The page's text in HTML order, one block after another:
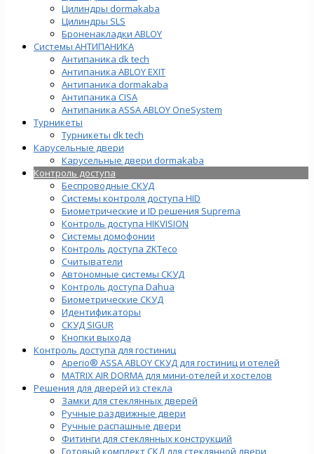
Цилиндры dormakaba
Цилиндры SLS
Броненакладки ABLOY
Системы АНТИПАНИКА
Антипаника dk tech
Антипаника ABLOY EXIT
Антипаника dormakaba
Антипаника СISA
Антипаника ASSA ABLOY OneSystem
Турникеты
Турникеты dk tech
Карусельные двери
Карусельные двери dormakaba
Контроль доступа
Беспроводные СКУД
Системы контроля доступа HID
Биометрические и ID решения Suprema
Контроль доступа HIKVISION
Системы домофонии
Контроль доступа ZKTeco
Считыватели
Автономные системы СКУД
Контроль доступа Dahua
Биометрические СКУД
Идентификаторы
СКУД SIGUR
Кнопки выхода
Контроль доступа для гостиниц
Aperio® ASSA ABLOY СКУД для гостиниц и отелей
MATRIX AIR DORMA для мини-отелей и хостелов
Решения для дверей из стекла
Замки для стеклянных дверей
Ручные раздвижные двери
Ручные распашные двери
Фитинги для стеклянных конструкций
Готовый комплект СКД для стеклянной двери